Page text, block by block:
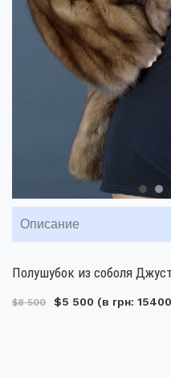
Описание
Полушубок из соболя
$8 500 $5 500 (в грн: